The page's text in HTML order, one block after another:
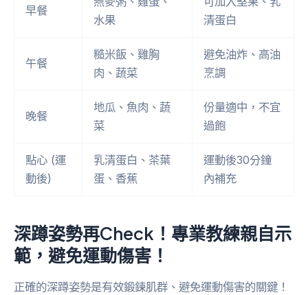
早餐
水果
清蛋白
午餐
糙米飯、雞胸
肉、蔬菜
避免油炸、高油
烹調
晚餐
地瓜、魚肉、蔬
菜
份量適中，不宜
過飽
點心 (運
動後)
乳清蛋白、茶葉
蛋、香蕉
運動後30分鐘
內補充
深蹲姿勢再Check！專業教練親自示
範，避免運動傷害！
正確的深蹲姿勢是有效鍛鍊肌群、避免運動傷害的關鍵！